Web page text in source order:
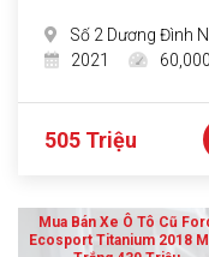
Số 2 Dương Đình
2021
505 Triệu
Mua Bán Xe Ô Tô Cũ
Ecosport Titanium 2018